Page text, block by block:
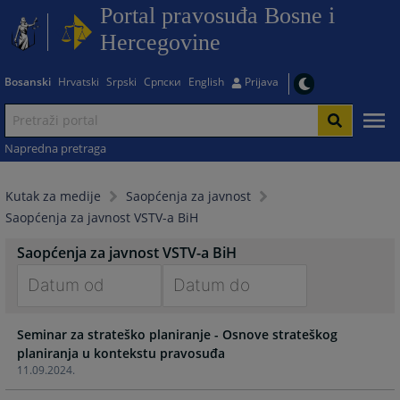
Portal pravosuđa Bosne i
Hercegovine
Bosanski Hrvatski Srpski Српски English Prijava
Napredna pretraga
Kutak za medije
Saopćenja za javnost
Saopćenja za javnost VSTV-a BiH
Saopćenja za javnost VSTV-a BiH
forward
to
interact
with
forward
to
with
11.09.2024.
Seminar za strateško planiranje - Osnove strateškog
planiranja u kontekstu pravosuđa